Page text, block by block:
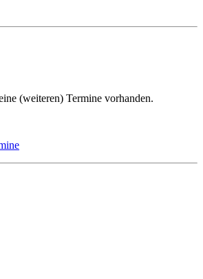
(weiteren) Termine vorhanden.